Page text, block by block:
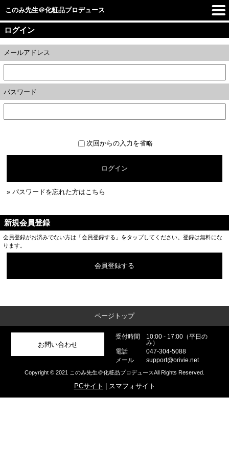
このみ先生＠化粧品プロデュース
ログイン
メールアドレス
パスワード
次回からの入力を省略
ログイン
» パスワードを忘れた方はこちら
新規会員登録
会員登録がお済みでない方は「会員登録する」をタップしてください。登録は無料にな
ります。
会員登録する
ページトップ
お問い合わせ
受付時間
10:00 - 17:00（平日の
み）
電話
047-304-5088
メール
support@orivie.net
Copyright © 2021 このみ先生＠化粧品プロデュースAll Rights Reserved.
PCサイト | スマフォサイト